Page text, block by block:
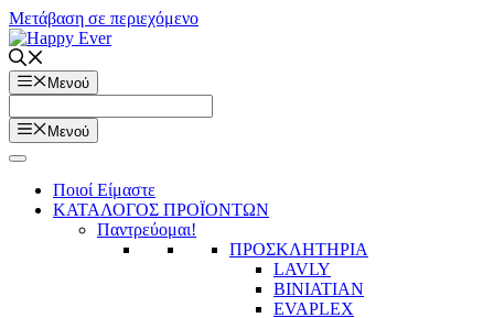
Μετάβαση σε περιεχόμενο
Μενού
Μενού
Ποιοί Είμαστε
ΚΑΤΑΛΟΓΟΣ ΠΡΟΪΟΝΤΩΝ
Παντρεύομαι!
ΠΡΟΣΚΛΗΤΗΡΙΑ
LAVLY
BINIATIAN
EVAPLEX